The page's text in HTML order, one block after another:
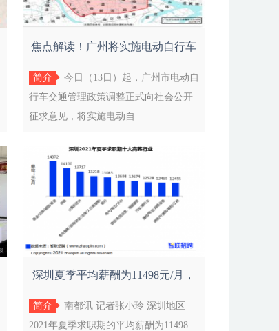
焦点解读！广州将实施电动自行车
登记上
简介
今日（13日）起，广州市电动自
行车交通管理政策调整正式向社会公开
征求意见，将实施电动自...
深圳夏季平均薪酬为11498元/月，
全国排名
简介
南都讯 记者张小玲 深圳地区
2021年夏季求职期的平均薪酬为11498